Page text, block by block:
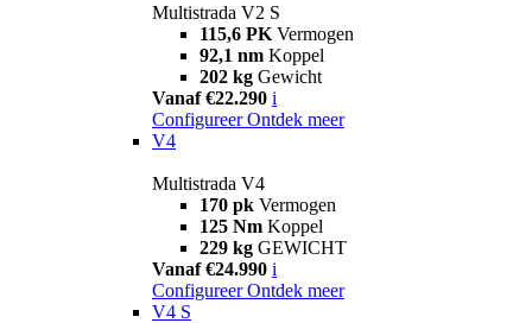
Multistrada V2 S
115,6 PK Vermogen
92,1 nm Koppel
202 kg Gewicht
Vanaf €22.290 i
Configureer Ontdek meer
V4
Multistrada V4
170 pk Vermogen
125 Nm Koppel
229 kg GEWICHT
Vanaf €24.990 i
Configureer Ontdek meer
V4 S